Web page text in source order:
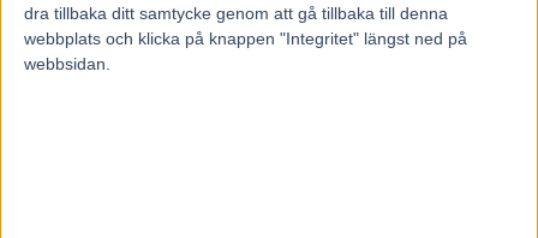
dra tillbaka ditt samtycke genom att gå tillbaka till denna
webbplats och klicka på knappen "Integritet" längst ned på
webbsidan.
KOMMENTERA ARTIKELN